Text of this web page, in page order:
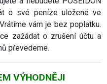
o své peníze uložené ve
vám je bez poplatku.
zažádat o zrušení účtu a
převedeme.
VÝHODNĚJI